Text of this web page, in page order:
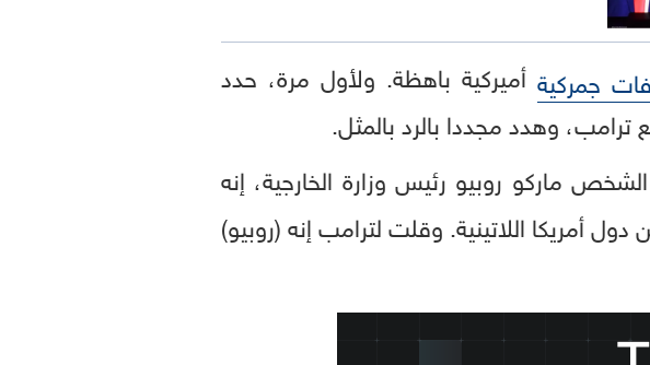
جمركية أميركية باهظة. ولأول مرة، حدد
ترامب، وهدد مجددا بالرد بالمثل.
ماركو روبيو رئيس وزارة الخارجية، إنه
دول أمريكا اللاتينية. وقلت لترامب إنه (روبيو)